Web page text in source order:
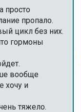
просто
пропало.
цикл без них.
гормоны
вообще
хочу и
тяжело.